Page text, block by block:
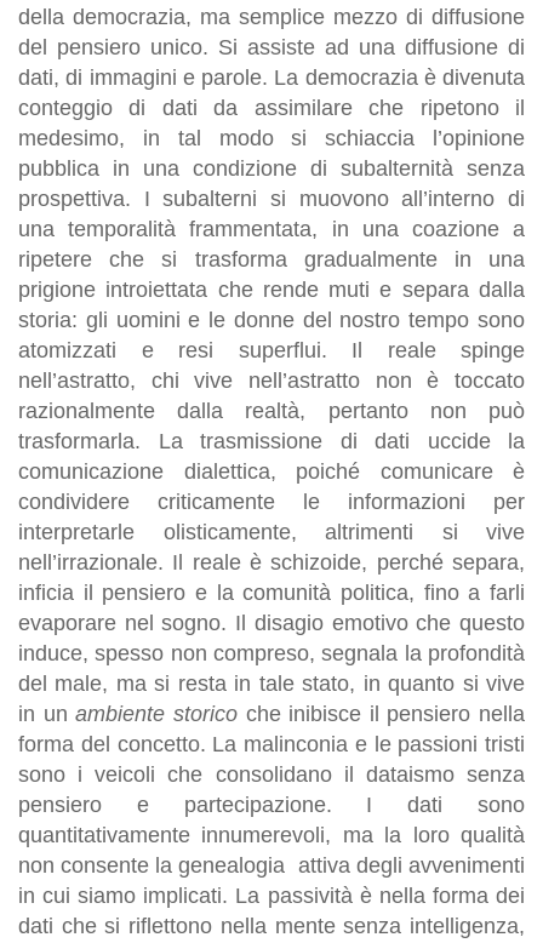
della democrazia, ma semplice mezzo di diffusione
del pensiero unico. Si assiste ad una diffusione di
dati, di immagini e parole. La democrazia è divenuta
conteggio di dati da assimilare che ripetono il
medesimo, in tal modo si schiaccia l’opinione
pubblica in una condizione di subalternità senza
prospettiva. I subalterni si muovono all’interno di
una temporalità frammentata, in una coazione a
ripetere che si trasforma gradualmente in una
prigione introiettata che rende muti e separa dalla
storia: gli uomini e le donne del nostro tempo sono
atomizzati e resi superflui. Il reale spinge
nell’astratto, chi vive nell’astratto non è toccato
razionalmente dalla realtà, pertanto non può
trasformarla. La trasmissione di dati uccide la
comunicazione dialettica, poiché comunicare è
condividere criticamente le informazioni per
interpretarle olisticamente, altrimenti si vive
nell’irrazionale. Il reale è schizoide, perché separa,
inficia il pensiero e la comunità politica, fino a farli
evaporare nel sogno. Il disagio emotivo che questo
induce, spesso non compreso, segnala la profondità
del male, ma si resta in tale stato, in quanto si vive
in unambiente storicoche inibisce il pensiero nella
forma del concetto. La malinconia e le passioni tristi
sono i veicoli che consolidano il dataismo senza
pensiero e partecipazione. I dati sono
quantitativamente innumerevoli, ma la loro qualità
non consente la genealogia attiva degli avvenimenti
in cui siamo implicati. La passività è nella forma dei
dati che si riflettono nella mente senza intelligenza,